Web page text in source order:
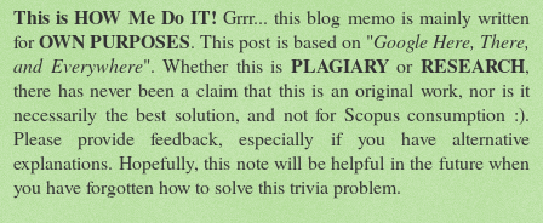
This is HOW Me Do IT! Grrr... this blog memo is mainly written
forOWN PURPOSES. This post is based on "Google Here, There,
and Everywhere". Whether this is PLAGIARYorRESEARCH,
there has never been a claim that this is an original work, nor is it
necessarily the best solution, and not for Scopus consumption :).
Please provide feedback, especially if you have alternative
explanations. Hopefully, this note will be helpful in the future when
you have forgotten how to solve this trivia problem.